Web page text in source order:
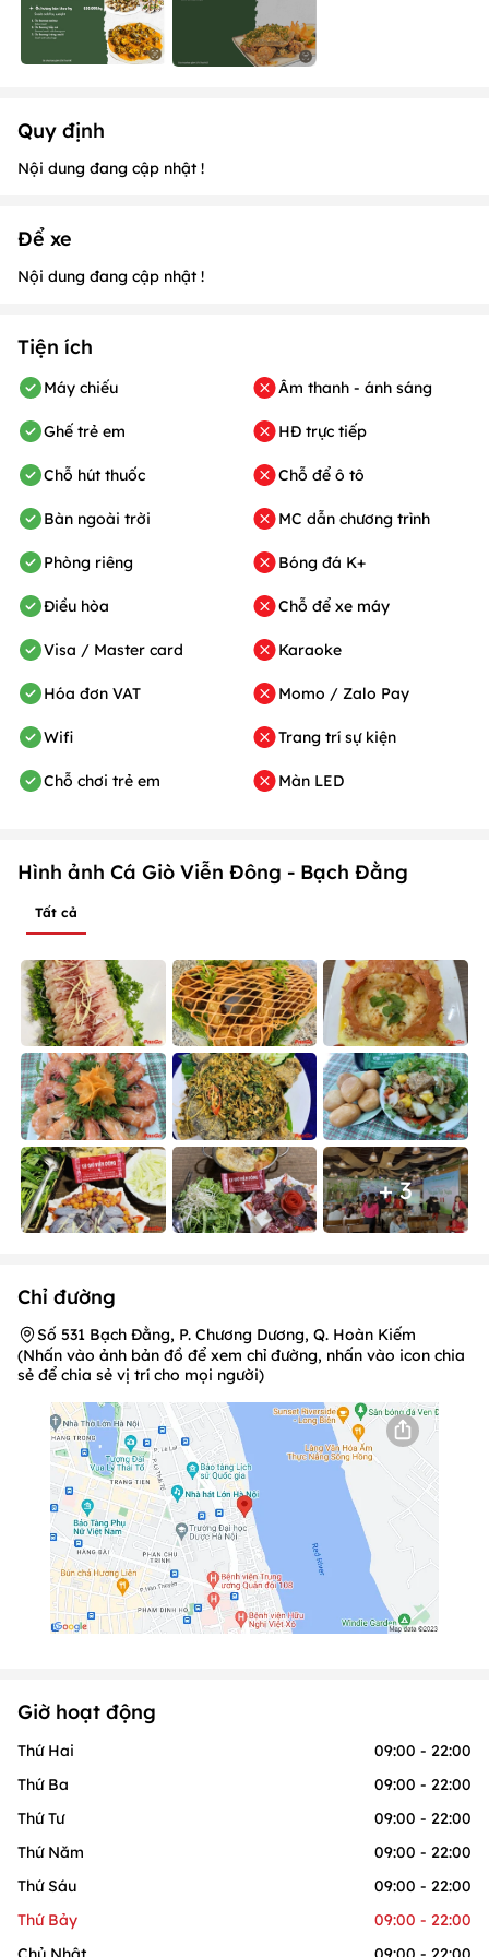
Quy định
Nội dung đang cập nhật !
Để xe
Nội dung đang cập nhật !
Tiện ích
Máy chiếu
Ghế trẻ em
Chỗ hút thuốc
Bàn ngoài trời
Phòng riêng
Điều hòa
Visa / Master card
Hóa đơn VAT
Wifi
Chỗ chơi trẻ em
Âm thanh - ánh sáng
HĐ trực tiếp
Chỗ để ô tô
MC dẫn chương trình
Bóng đá K+
Chỗ để xe máy
Karaoke
Momo / Zalo Pay
Trang trí sự kiện
Màn LED
Hình ảnh Cá Giò Viễn Đông - Bạch Đằng
Tất cả
+ 3
Chỉ đường
Số 531 Bạch Đằng, P. Chương Dương, Q. Hoàn Kiếm
(Nhấn vào ảnh bản đồ để xem chỉ đường, nhấn vào icon chia
sẻ để chia sẻ vị trí cho mọi người)
Giờ hoạt động
Thứ Hai
09:00 - 22:00
Thứ Ba
09:00 - 22:00
Thứ Tư
09:00 - 22:00
Thứ Năm
09:00 - 22:00
Thứ Sáu
09:00 - 22:00
Thứ Bảy
09:00 - 22:00